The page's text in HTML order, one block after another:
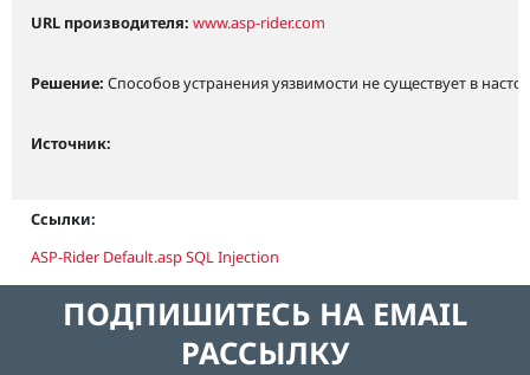
URL производителя: www.asp-rider.com
Решение: Способов устранения уязвимости не существует в
Источник:
Ссылки:
ASP-Rider Default.asp SQL Injection
ПОДПИШИТЕСЬ НА EMAIL
РАССЫЛКУ